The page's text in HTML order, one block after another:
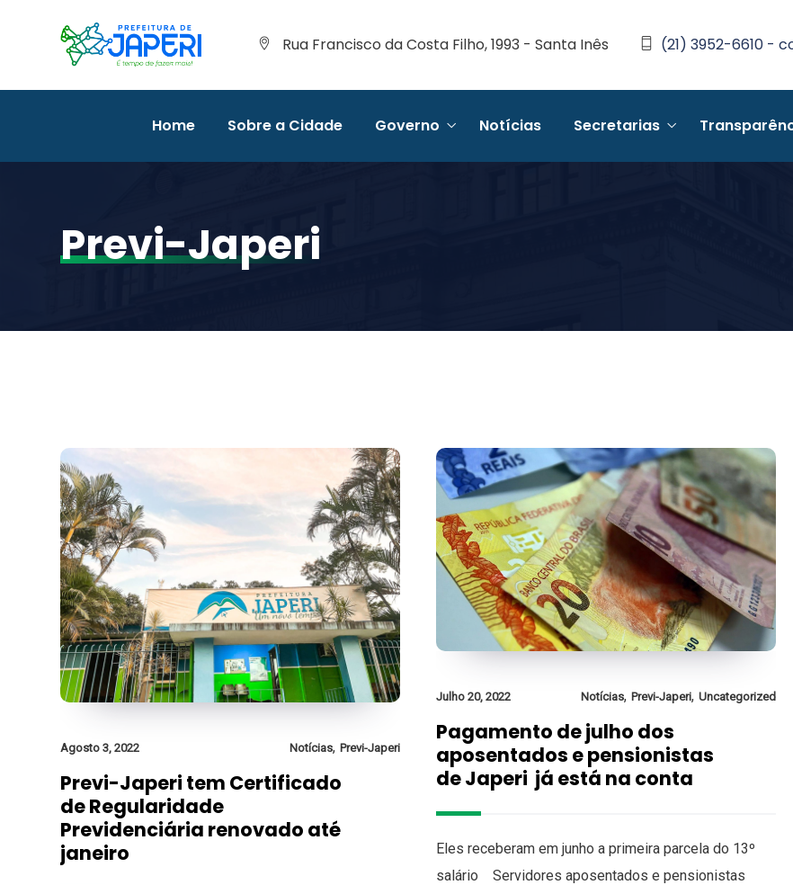
Rua Francisco da Costa Filho, 1993 - Santa Inês (21) 3952-6610 -
Home Sobre a Cidade Governo Notícias Secretarias
Previ-Japeri
Agosto 3, 2022 Notícias, Previ-Japeri
Previ-Japeri tem Certificado
de Regularidade
Previdenciária renovado até
janeiro
Julho 20, 2022 Notícias, Previ-Japeri, Uncategorized
Pagamento de julho dos
aposentados e pensionistas
de Japeri já está na conta
Eles receberam em junho a primeira parcela do 13º
salário Servidores aposentados e pensionistas